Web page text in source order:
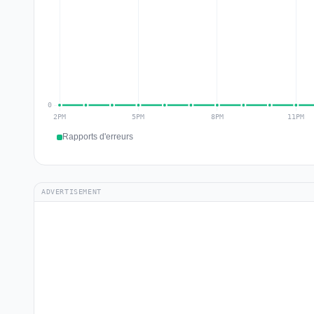
Rapports d'erreurs
ADVERTISEMENT